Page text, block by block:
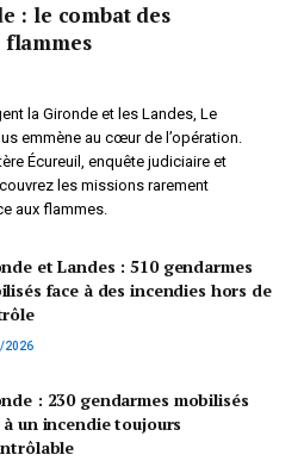
: le combat des
flammes
la Gironde et les Landes, Le
emmène au cœur de l’opération.
Écureuil, enquête judiciaire et
les missions rarement
aux flammes.
et Landes : 510 gendarmes
face à des incendies hors de
2026
: 230 gendarmes mobilisés
à un incendie toujours